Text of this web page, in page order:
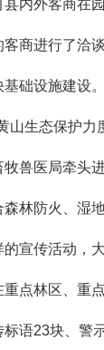
内外客商在
商进行了洽
础设施建设。
山生态保护力
兽医局牵头
林防火、湿
宣传活动，
重点林区、重
标语23块、 警